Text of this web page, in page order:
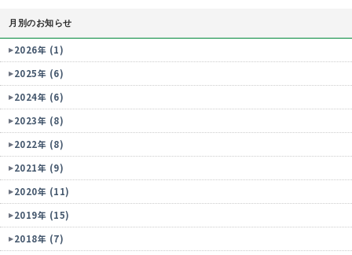
月別のお知らせ
2026年 (1)
2025年 (6)
2024年 (6)
2023年 (8)
2022年 (8)
2021年 (9)
2020年 (11)
2019年 (15)
2018年 (7)